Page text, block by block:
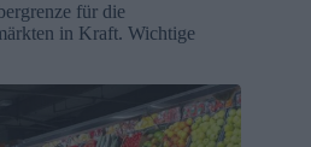
für die
in Kraft. Wichtige